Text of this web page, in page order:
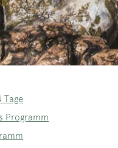
Tage
Programm